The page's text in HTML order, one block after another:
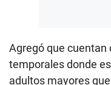
Agregó que cuentan
temporales donde
adultos mayores